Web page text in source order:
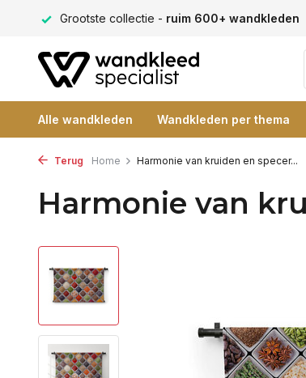
Grootste collectie - ruim 600+ wandkleden
Alle wandkleden Wandkleden per thema
Terug Home Harmonie van kruiden en specer...
Harmonie van